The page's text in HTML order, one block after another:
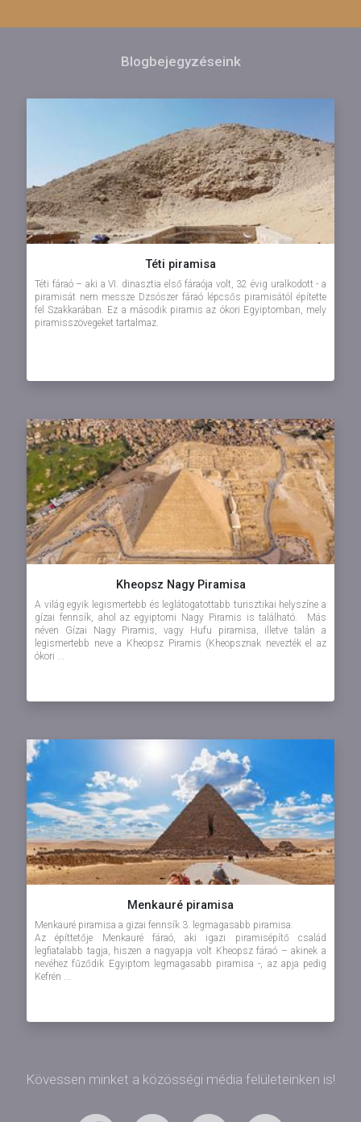
Blogbejegyzéseink
Téti piramisa
Téti fáraó – aki a VI. dinasztia első fáraója volt, 32 évig uralkodott - a
piramisát nem messze Dzsószer fáraó lépcsős piramisától építette
fel Szakkarában. Ez a második piramis az ókori Egyiptomban, mely
piramisszövegeket tartalmaz.
Kheopsz Nagy Piramisa
A világ egyik legismertebb és leglátogatottabb turisztikai helyszíne a
gízai fennsík, ahol az egyiptomi Nagy Piramis is található. Más
néven Gízai Nagy Piramis, vagy Hufu piramisa, illetve talán a
legismertebb neve a Kheopsz Piramis (Kheopsznak nevezték el az
ókori ...
Menkauré piramisa
Menkauré piramisa a gizai fennsík 3. legmagasabb piramisa.
Az építtetője Menkauré fáraó, aki igazi piramisépítő család
legfiatalabb tagja, hiszen a nagyapja volt Kheopsz fáraó – akinek a
nevéhez fűződik Egyiptom legmagasabb piramisa -, az apja pedig
Kefrén ...
Kövessen minket a közösségi média felületeinken is!